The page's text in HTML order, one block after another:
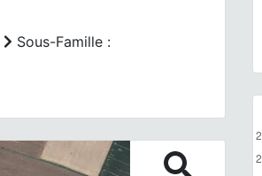
Sous-Famille :